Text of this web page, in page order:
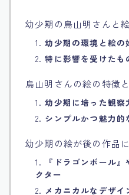
幼少期の鳥山明さんと
1.幼少期の環境と絵の
2.特に影響を受けたも
鳥山明さんの絵の特徴
1.幼少期に培った観察
2. シンプルかつ魅力的
幼少期の絵が後の作品
1.
『ドラゴンボール
クター
2. メカニカルなデザイ